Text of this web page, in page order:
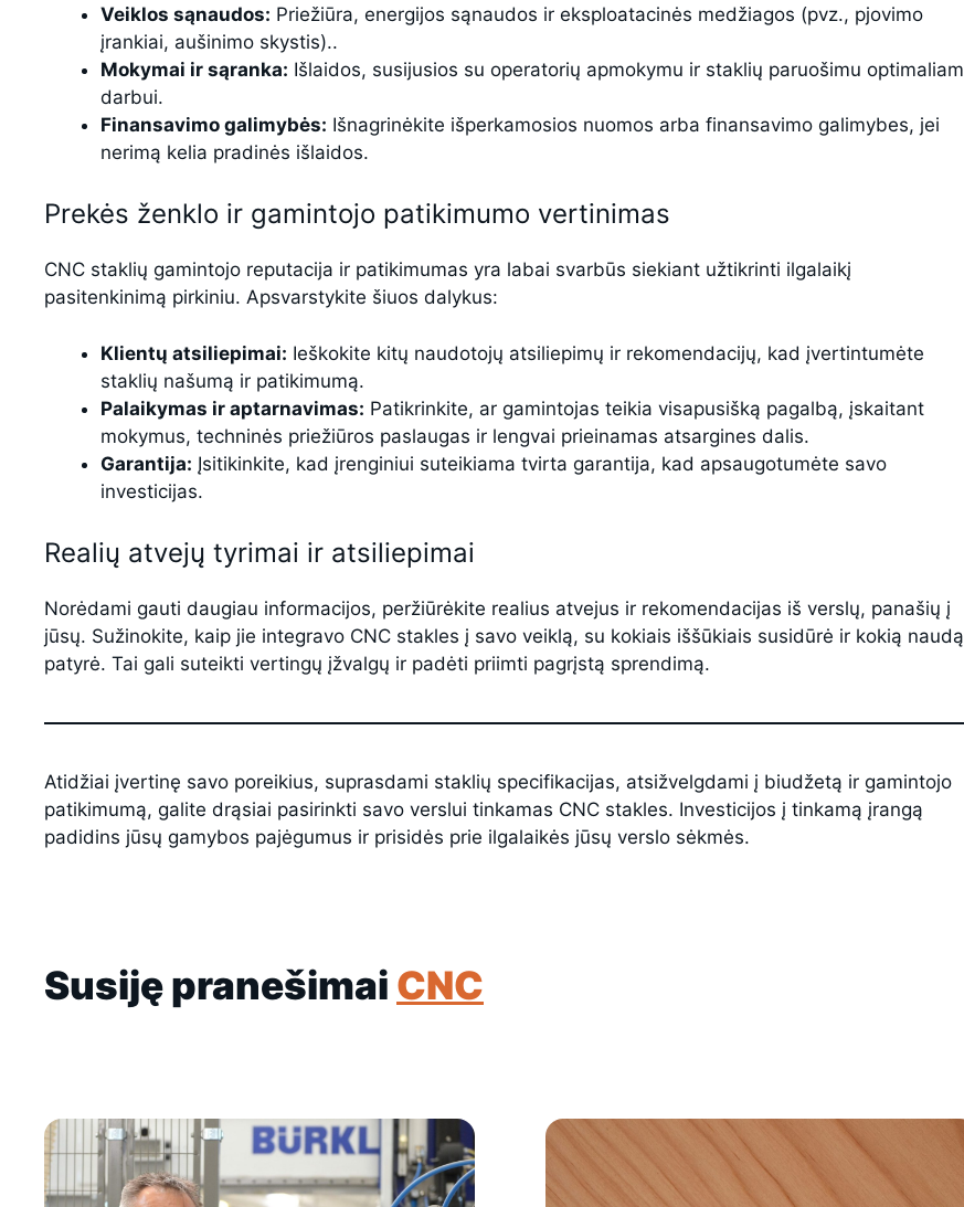
Veiklos sąnaudos: Priežiūra, energijos sąnaudos ir eksploatacinės medžiagos (pvz., pjovimo
įrankiai, aušinimo skystis)..
Mokymai ir sąranka: Išlaidos, susijusios su operatorių apmokymu ir staklių paruošimu optimaliam
darbui.
Finansavimo galimybės: Išnagrinėkite išperkamosios nuomos arba finansavimo galimybes, jei
nerimą kelia pradinės išlaidos.
Prekės ženklo ir gamintojo patikimumo vertinimas
CNC staklių gamintojo reputacija ir patikimumas yra labai svarbūs siekiant užtikrinti ilgalaikį
pasitenkinimą pirkiniu. Apsvarstykite šiuos dalykus:
Klientų atsiliepimai: Ieškokite kitų naudotojų atsiliepimų ir rekomendacijų, kad įvertintumėte
staklių našumą ir patikimumą.
Palaikymas ir aptarnavimas: Patikrinkite, ar gamintojas teikia visapusišką pagalbą, įskaitant
mokymus, techninės priežiūros paslaugas ir lengvai prieinamas atsargines dalis.
Garantija: Įsitikinkite, kad įrenginiui suteikiama tvirta garantija, kad apsaugotumėte savo
investicijas.
Realių atvejų tyrimai ir atsiliepimai
Norėdami gauti daugiau informacijos, peržiūrėkite realius atvejus ir rekomendacijas iš verslų, panašių į
jūsų. Sužinokite, kaip jie integravo CNC stakles į savo veiklą, su kokiais iššūkiais susidūrė ir kokią naudą
patyrė. Tai gali suteikti vertingų įžvalgų ir padėti priimti pagrįstą sprendimą.
Atidžiai įvertinę savo poreikius, suprasdami staklių specifikacijas, atsižvelgdami į biudžetą ir gamintojo
patikimumą, galite drąsiai pasirinkti savo verslui tinkamas CNC stakles. Investicijos į tinkamą įrangą
padidins jūsų gamybos pajėgumus ir prisidės prie ilgalaikės jūsų verslo sėkmės.
Susiję pranešimai CNC